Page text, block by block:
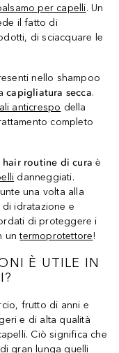
per capelli. Un
il fatto di
di sciacquare le
nello shampoo
capigliatura secca.
anticrespo della
completo
hair routine di cura è
danneggiati.
una volta alla
idratazione e
di proteggere i
untermoprotettore!
È UTILE IN
frutto di anni e
e di alta qualità
Ciò significa che
gran lunga quelli